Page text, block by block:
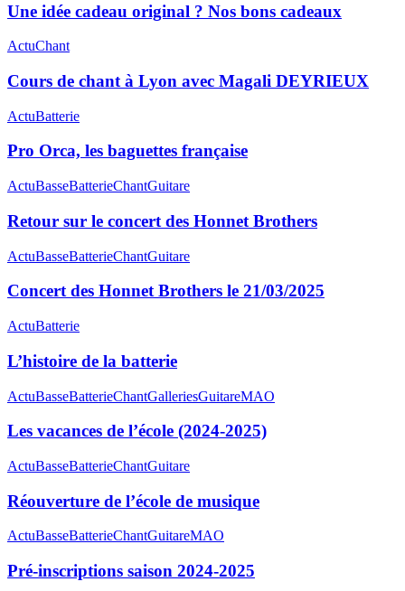
Une idée cadeau original ? Nos bons cadeaux
ActuChant
Cours de chant à Lyon avec Magali DEYRIEUX
ActuBatterie
Pro Orca, les baguettes française
ActuBasseBatterieChantGuitare
Retour sur le concert des Honnet Brothers
ActuBasseBatterieChantGuitare
Concert des Honnet Brothers le 21/03/2025
ActuBatterie
L’histoire de la batterie
ActuBasseBatterieChantGalleriesGuitareMAO
Les vacances de l’école (2024-2025)
ActuBasseBatterieChantGuitare
Réouverture de l’école de musique
ActuBasseBatterieChantGuitareMAO
Pré-inscriptions saison 2024-2025